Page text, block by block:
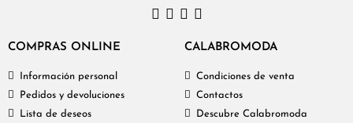
COMPRAS ONLINE
Información personal
Pedidos y devoluciones
Lista de deseos
CALABROMODA
Condiciones de venta
Contactos
Descubre Calabromoda